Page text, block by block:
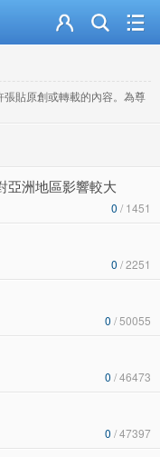
貼原創或轉載的內容。為尊
洲地區影響較大
0 / 1451
0 / 2251
0 / 50055
0 / 46473
0 / 47397